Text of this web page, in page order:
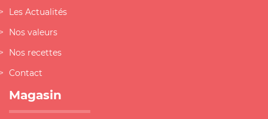
Les Actualités
Nos valeurs
Nos recettes
Contact
Magasin